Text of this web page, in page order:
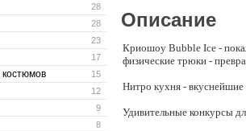
28
28
23
17
15
12
9
8
Описание
Криошоу Bubble Ice -
физические трюки -
Нитро кухня -
Удивительные конкурсы